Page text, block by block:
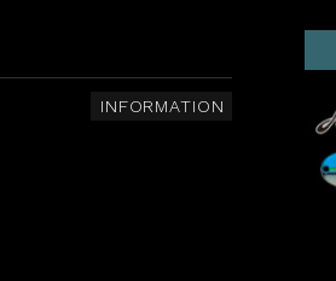
INFORMATION